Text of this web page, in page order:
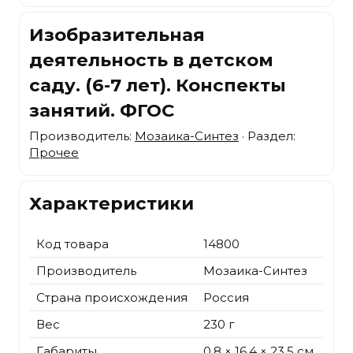
Изобразительная
деятельность в детском
саду. (6-7 лет). Конспекты
занятий. ФГОС
Производитель: Мозаика-Синтез · Раздел:
Прочее
Характеристики
Код товара
14800
Производитель
Мозаика-Синтез
Страна происхождения
Россия
Вес
230 г